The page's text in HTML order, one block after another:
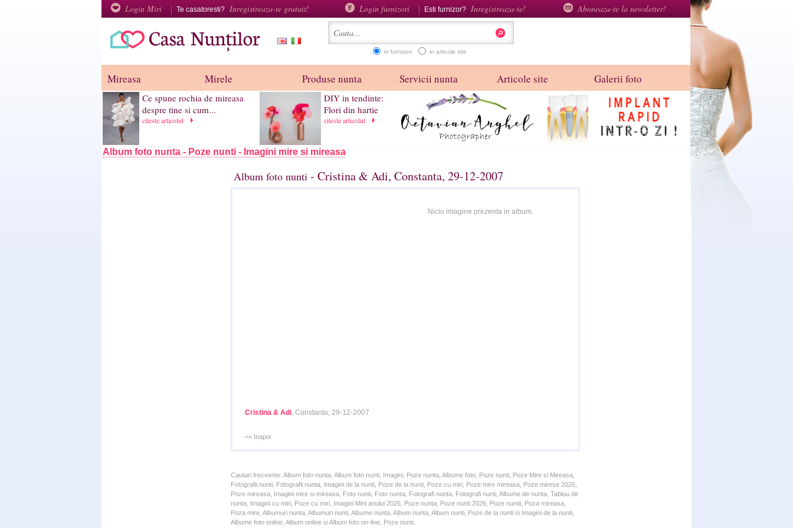
Login Miri Te casatoresti? Inregistreaza-te gratuit! Login furnizori Esti furnizor? Inregistreaza-te! Aboneaza-te la newsletter!
in furnizori in articole site
Mireasa Mirele Produse nunta Servicii nunta Articole site Galerii foto
Ce spune rochia de mireasa
despre tine si cum...
citeste articolul
DIY in tendinte:
Flori din hartie
citeste articolul
Album foto nunta - Poze nunti - Imagini mire si mireasa
Album foto nunti - Cristina & Adi, Constanta, 29-12-2007
Nicio imagine prezenta in album.
Cristina & Adi, Constanta, 29-12-2007
<< Inapoi
Cautari frecvente: Album foto nunta, Album foto nunti, Imagini, Poze nunta, Albume foto, Poze nunti, Poze Mire si Mireasa,
Fotografii nunti, Fotografii nunta, Imagini de la nunti, Poze de la nunti, Poze cu miri, Poze mire mireasa, Poze mirese 2026,
Poze mireasa, Imagini mire si mireasa, Foto nunti, Foto nunta, Fotografi nunta, Fotografi nunti, Albume de nunta, Tablou de
nunta, Imagini cu miri, Poze cu miri, Imagini Mirii anului 2026, Poze nunta, Poze nunti 2026, Poze nuntii, Poza mireasa,
Poza mire, Albumuri nunta, Albumuri nunti, Albume nunta, Album nunta, Album nunti, Poze de la nunti si Imagini de la nunti,
Albume foto online, Album online si Album foto on-line, Poze nunti.